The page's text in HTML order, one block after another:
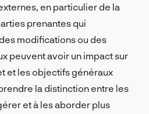
en particulier de la
prenantes qui
modifications ou des
peuvent avoir un impact sur
et les objectifs généraux
la distinction entre les
et à les aborder plus